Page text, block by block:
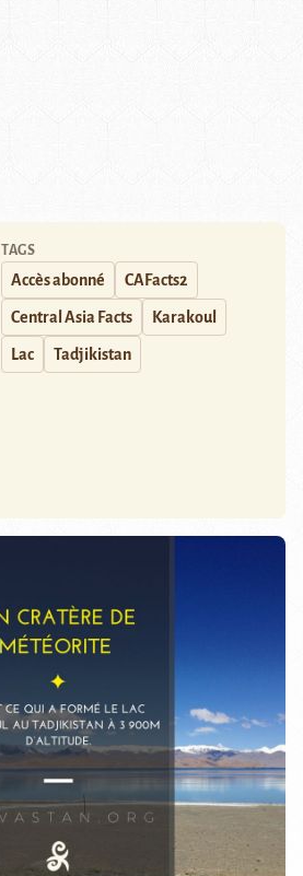
TAGS
Accès abonné CAFacts2
Central Asia Facts Karakoul
Lac Tadjikistan